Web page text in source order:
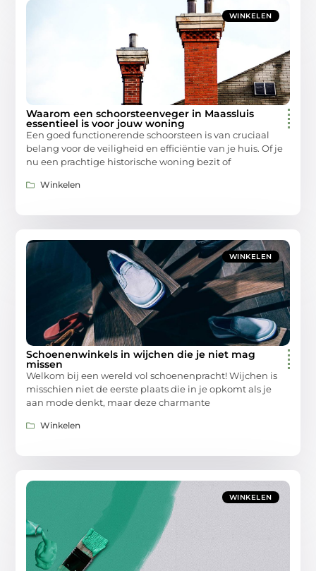
WINKELEN
Waarom een schoorsteenveger in Maassluis
essentieel is voor jouw woning
Een goed functionerende schoorsteen is van cruciaal
belang voor de veiligheid en efficiëntie van je huis. Of je
nu een prachtige historische woning bezit of
Winkelen
WINKELEN
Schoenenwinkels in wijchen die je niet mag
missen
Welkom bij een wereld vol schoenenpracht! Wijchen is
misschien niet de eerste plaats die in je opkomt als je
aan mode denkt, maar deze charmante
Winkelen
WINKELEN